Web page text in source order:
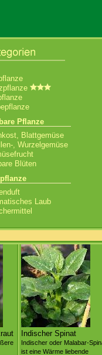
Pflanze
Blattgemüse
, Wurzelgemüse
Blüten
Laub
Indischer Spinat
Indischer oder Malabar-
ist eine Wärme liebende